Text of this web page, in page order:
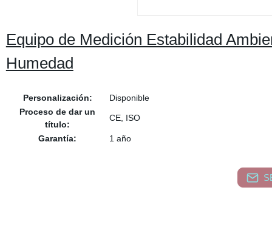
Equipo de Medición Estabilidad
Humedad
Personalización:
Disponible
Proceso de dar un
título:
CE, ISO
Garantía: 1 año